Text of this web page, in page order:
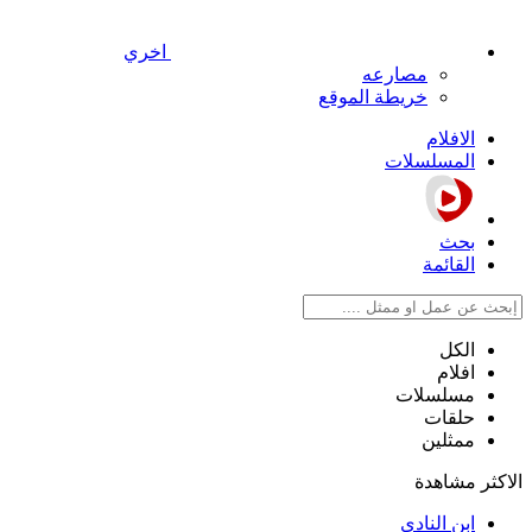
اخري
مصارعه
خريطة الموقع
الافلام
المسلسلات
بحث
القائمة
الكل
افلام
مسلسلات
حلقات
ممثلين
الاكثر مشاهدة
ابن النادي